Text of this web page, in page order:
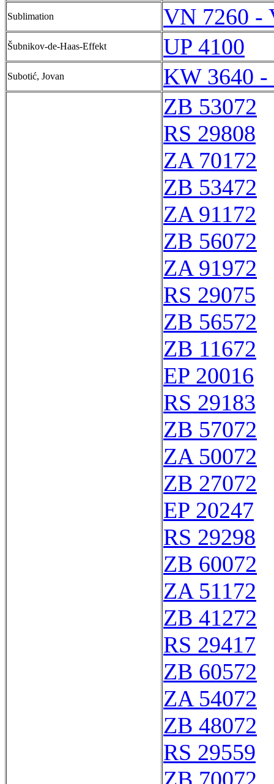
Sublimation VN 7260 -
Šubnikov-de-Haas-Effekt UP 4100
Subotić, Jovan
KW 3640
ZB 53072
RS 29808
ZA 70172
ZB 53472
ZA 91172
ZB 56072
ZA 91972
RS 29075
ZB 56572
ZB 11672
EP 20016
RS 29183
ZB 57072
ZA 50072
ZB 27072
EP 20247
RS 29298
ZB 60072
ZA 51172
ZB 41272
RS 29417
ZB 60572
ZA 54072
ZB 48072
RS 29559